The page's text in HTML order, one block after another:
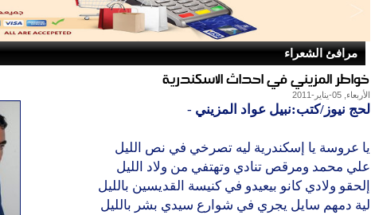
مرافئ الشعراء
خواطر المزيني في احداث الاسكندرية
الأربعاء, 05-يناير-2011
لحج نيوز/كتب:نبيل عواد المزيني -
يا عروسة يا إسكندرية ليه تصرخي في نص الليل
علي محمد ومرقص تنادي وتهتفي من ولاد الليل
إلحقو ولادي كانو بيعيدو في كنيسة القديسين بالليل
لية دمهم سايل يجري في شوارع سيدي بشر بالليل